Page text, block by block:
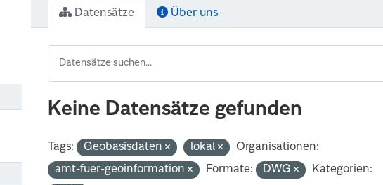
Datensätze Über uns
Keine Datensätze gefunden
Tags: Geobasisdaten lokal
Organisationen:
amt-fuer-geoinformation
Formate: DWG
Kategorien: